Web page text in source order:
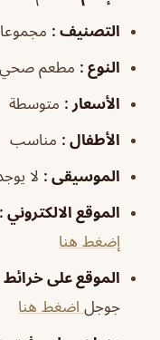
التصنيف :
النوع : مطعم صحي
الأسعار : متوسطة
الأطفال : مناسب
الموسيقى : لا
الموقع الالكتروني :
إضغط هنا
الموقع على
جوجل اضغط هنا